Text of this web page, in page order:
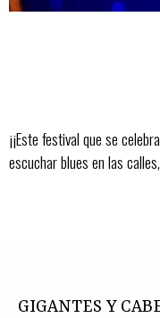
¡¡Este festival que se
escuchar blues en las
GIGANTES Y